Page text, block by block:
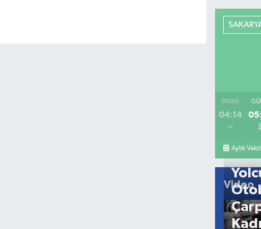
İMSAK
04:14
Aylık
Video